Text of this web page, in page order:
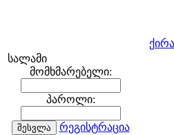
სალამი
მომხმარებელი:
პაროლი:
რეგისტრაცია